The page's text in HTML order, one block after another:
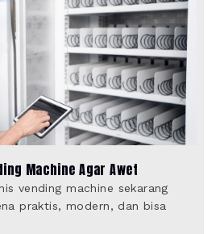
Machine Agar Awet
vending machine sekarang
praktis, modern, dan bisa